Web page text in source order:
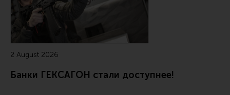
Тактическая медицина
Чехлы, рюкзаки, сумки
Прочее снаряжение
Чистка, уход за оружием и релоадинг
2 August 2026
Банки ГЕКСАГОН стали доступнее!